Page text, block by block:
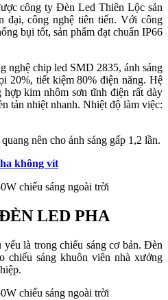
công ty Đèn Led Thiên Lộc sản
đại, công nghệ tiên tiến. Với công
bụi tốt, sản phẩm đạt chuẩn IP66
nghệ chip led SMD 2835, ánh sáng
20%, tiết kiệm 80% điện năng. Hệ
hợp kim nhôm sơn tĩnh điện rất dày
tản nhiệt nhanh. Nhiệt độ làm việc:
nên cho ánh sáng gấp 1,2 lần.
không vít
LED PHA
là trong chiếu sáng cơ bản. Đèn
chiếu sáng khuôn viên nhà xưởng